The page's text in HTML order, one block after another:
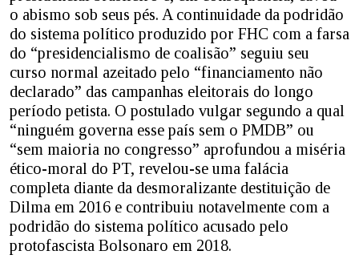
o abismo sob seus pés. A continuidade da podridão
do sistema político produzido por FHC com a farsa
do “presidencialismo de coalisão” seguiu seu
curso normal azeitado pelo “financiamento não
declarado” das campanhas eleitorais do longo
período petista. O postulado vulgar segundo a qual
“ninguém governa esse país sem o PMDB” ou
“sem maioria no congresso” aprofundou a miséria
ético-moral do PT, revelou-se uma falácia
completa diante da desmoralizante destituição de
Dilma em 2016 e contribuiu notavelmente com a
podridão do sistema político acusado pelo
protofascista Bolsonaro em 2018.